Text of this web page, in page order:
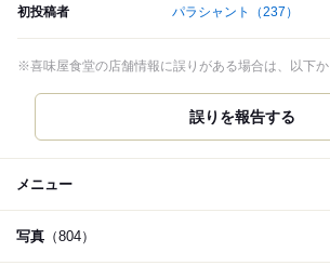
初投稿者 パラシャント （237）
※喜味屋食堂の店舗情報に誤りがある場合は、以下か
誤りを報告する
メニュー
写真 （804）